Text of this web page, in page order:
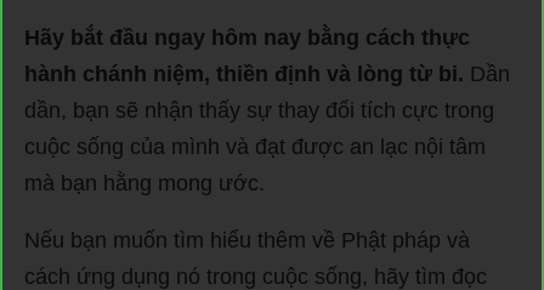
Hãy bắt đầu ngay hôm nay bằng cách thực
hành chánh niệm, thiền định và lòng từ bi. Dần
dần, bạn sẽ nhận thấy sự thay đổi tích cực trong
cuộc sống của mình và đạt được an lạc nội tâm
mà bạn hằng mong ước.
Nếu bạn muốn tìm hiểu thêm về Phật pháp và
cách ứng dụng nó trong cuộc sống, hãy tìm đọc